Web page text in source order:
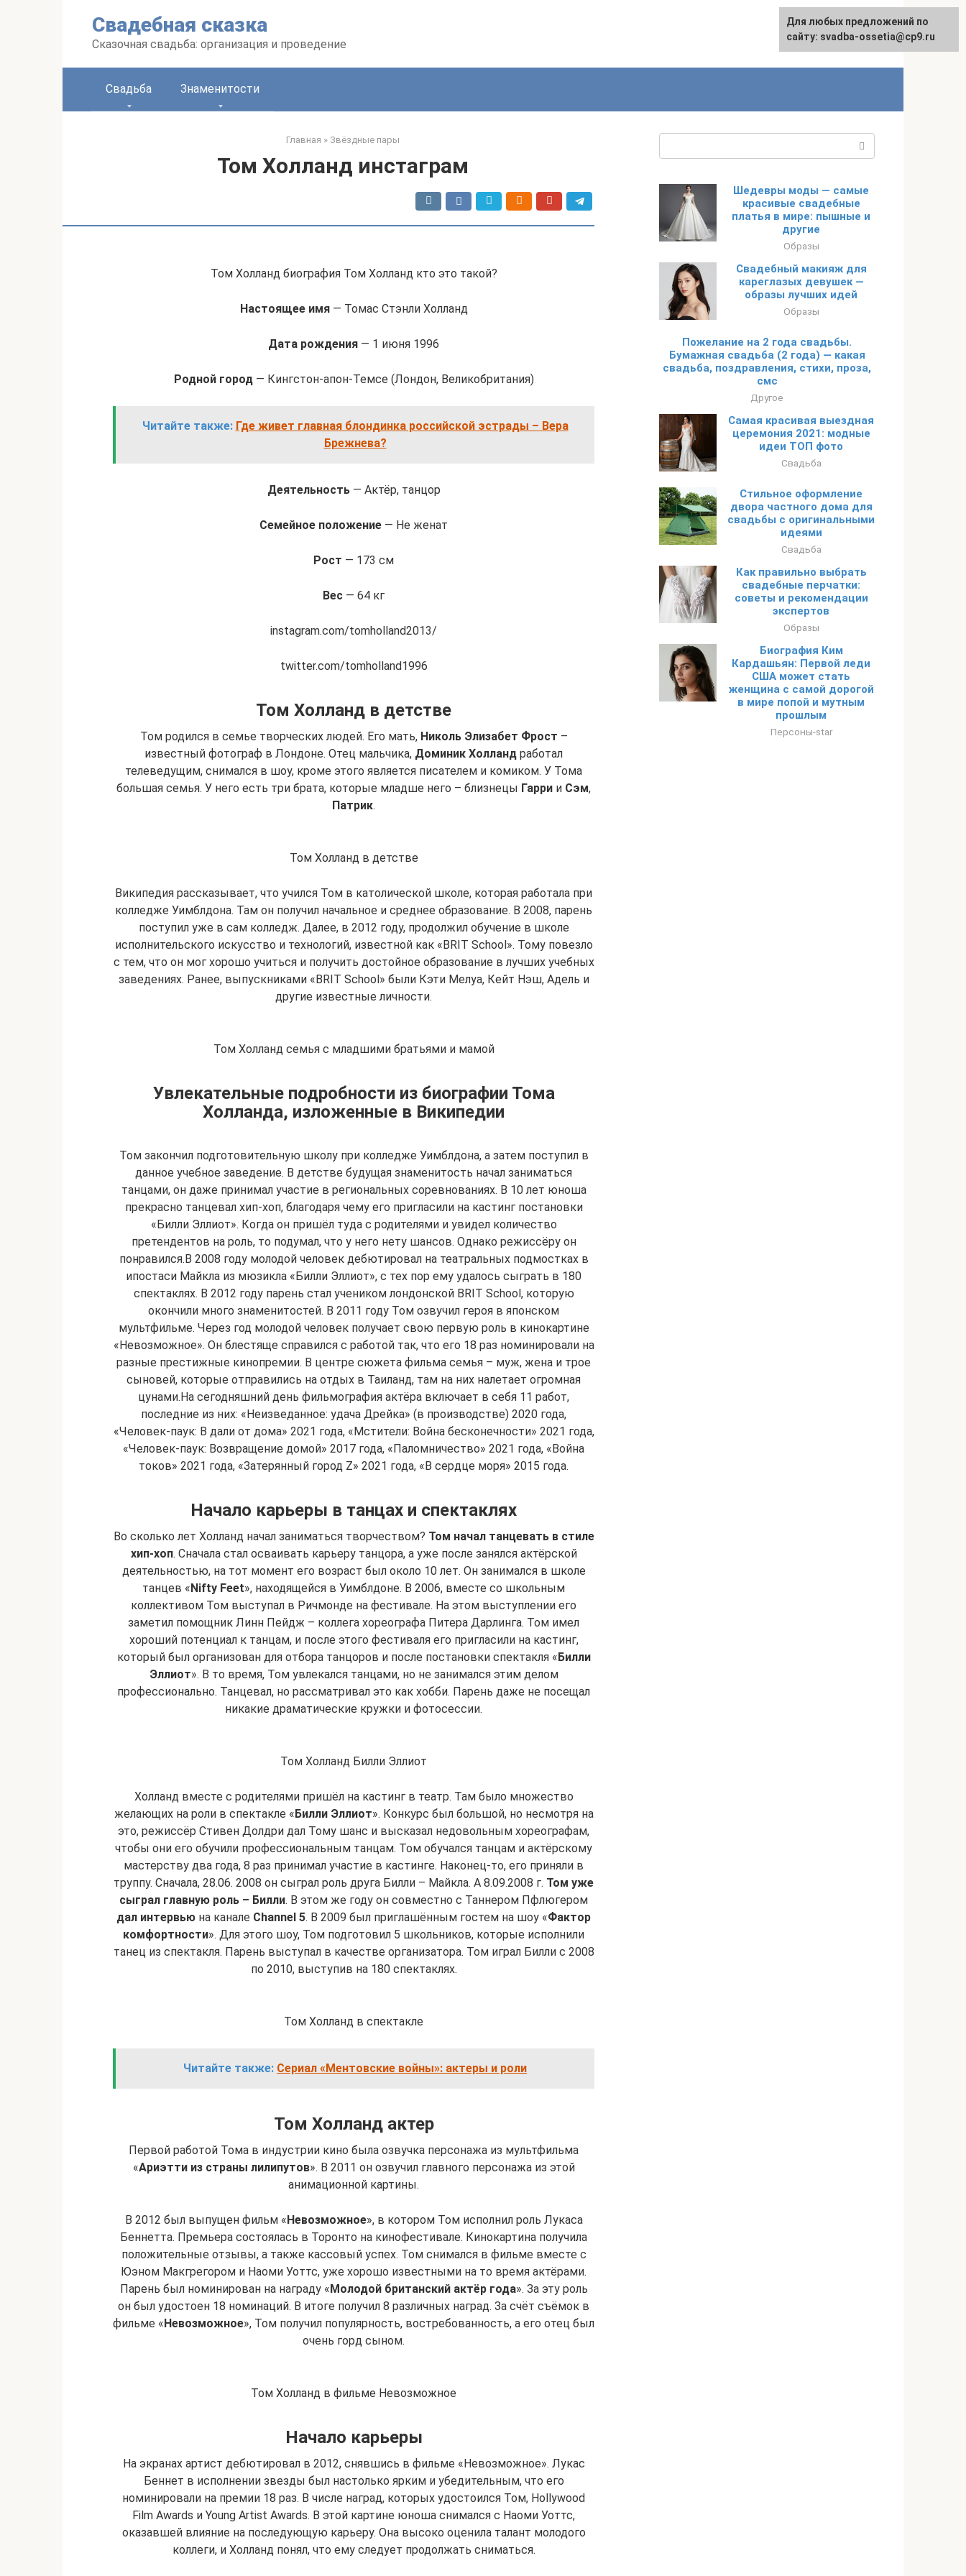
Свадебная сказка
Сказочная свадьба: организация и проведение
Свадьба Знаменитости
Главная » Звёздные пары
Том Холланд инстаграм
Том Холланд биография Том Холланд кто это такой?
Настоящее имя— Томас Стэнли Холланд
Дата рождения — 1 июня 1996
Родной город— Кингстон-апон-Темсе (Лондон, Великобритания)
Читайте также: Где живет главная блондинка российской эстрады – Вера
Брежнева?
Деятельность— Актёр, танцор
Семейное положение — Не женат
Рост — 173 см
Вес — 64 кг
instagram.com/tomholland2013/
twitter.com/tomholland1996
Том Холланд в детстве
Том родился в семье творческих людей. Его мать, Николь Элизабет Фрост –
известный фотограф в Лондоне. Отец мальчика, Доминик Холланд работал
телеведущим, снимался в шоу, кроме этого является писателем и комиком. У Тома
большая семья. У него есть три брата, которые младше него – близнецы Гарри и Сэм,
Патрик.
Том Холланд в детстве
Википедия рассказывает, что учился Том в католической школе, которая работала при
колледже Уимблдона. Там он получил начальное и среднее образование. В 2008, парень
поступил уже в сам колледж. Далее, в 2012 году, продолжил обучение в школе
исполнительского искусство и технологий, известной как «BRIT School». Тому повезло
с тем, что он мог хорошо учиться и получить достойное образование в лучших учебных
заведениях. Ранее, выпускниками «BRIT School» были Кэти Мелуа, Кейт Нэш, Адель и
другие известные личности.
Том Холланд семья с младшими братьями и мамой
Увлекательные подробности из биографии Тома
Холланда, изложенные в Википедии
Том закончил подготовительную школу при колледже Уимблдона, а затем поступил в
данное учебное заведение. В детстве будущая знаменитость начал заниматься
танцами, он даже принимал участие в региональных соревнованиях. В 10 лет юноша
прекрасно танцевал хип-хоп, благодаря чему его пригласили на кастинг постановки
«Билли Эллиот». Когда он пришёл туда с родителями и увидел количество
претендентов на роль, то подумал, что у него нету шансов. Однако режиссёру он
понравился.В 2008 году молодой человек дебютировал на театральных подмостках в
ипостаси Майкла из мюзикла «Билли Эллиот», с тех пор ему удалось сыграть в 180
спектаклях. В 2012 году парень стал учеником лондонской BRIT School, которую
окончили много знаменитостей. В 2011 году Том озвучил героя в японском
мультфильме. Через год молодой человек получает свою первую роль в кинокартине
«Невозможное». Он блестяще справился с работой так, что его 18 раз номинировали на
разные престижные кинопремии. В центре сюжета фильма семья – муж, жена и трое
сыновей, которые отправились на отдых в Таиланд, там на них налетает огромная
цунами.На сегодняшний день фильмография актёра включает в себя 11 работ,
последние из них: «Неизведанное: удача Дрейка» (в производстве) 2020 года,
«Человек-паук: В дали от дома» 2021 года, «Мстители: Война бесконечности» 2021 года,
«Человек-паук: Возвращение домой» 2017 года, «Паломничество» 2021 года, «Война
токов» 2021 года, «Затерянный город Z» 2021 года, «В сердце моря» 2015 года.
Начало карьеры в танцах и спектаклях
Во сколько лет Холланд начал заниматься творчеством? Том начал танцевать в стиле
хип-хоп. Сначала стал осваивать карьеру танцора, а уже после занялся актёрской
деятельностью, на тот момент его возраст был около 10 лет. Он занимался в школе
танцев «Nifty Feet», находящейся в Уимблдоне. В 2006, вместе со школьным
коллективом Том выступал в Ричмонде на фестивале. На этом выступлении его
заметил помощник Линн Пейдж – коллега хореографа Питера Дарлинга. Том имел
хороший потенциал к танцам, и после этого фестиваля его пригласили на кастинг,
который был организован для отбора танцоров и после постановки спектакля «Билли
Эллиот». В то время, Том увлекался танцами, но не занимался этим делом
профессионально. Танцевал, но рассматривал это как хобби. Парень даже не посещал
никакие драматические кружки и фотосессии.
Том Холланд Билли Эллиот
Холланд вместе с родителями пришёл на кастинг в театр. Там было множество
желающих на роли в спектакле «Билли Эллиот». Конкурс был большой, но несмотря на
это, режиссёр Стивен Долдри дал Тому шанс и высказал недовольным хореографам,
чтобы они его обучили профессиональным танцам. Том обучался танцам и актёрскому
мастерству два года, 8 раз принимал участие в кастинге. Наконец-то, его приняли в
труппу. Сначала, 28.06. 2008 он сыграл роль друга Билли – Майкла. А 8.09.2008 г. Том уже
сыграл главную роль – Билли. В этом же году он совместно с Таннером Пфлюгером
дал интервью на канале Channel 5. В 2009 был приглашённым гостем на шоу «Фактор
комфортности». Для этого шоу, Том подготовил 5 школьников, которые исполнили
танец из спектакля. Парень выступал в качестве организатора. Том играл Билли с 2008
по 2010, выступив на 180 спектаклях.
Том Холланд в спектакле
Читайте также: Сериал «Ментовские войны»: актеры и роли
Том Холланд актер
Первой работой Тома в индустрии кино была озвучка персонажа из мультфильма
«Ариэтти из страны лилипутов». В 2011 он озвучил главного персонажа из этой
анимационной картины.
В 2012 был выпущен фильм «Невозможное», в котором Том исполнил роль Лукаса
Беннетта. Премьера состоялась в Торонто на кинофестивале. Кинокартина получила
положительные отзывы, а также кассовый успех. Том снимался в фильме вместе с
Юэном Макгрегором и Наоми Уоттс, уже хорошо известными на то время актёрами.
Парень был номинирован на награду «Молодой британский актёр года». За эту роль
он был удостоен 18 номинаций. В итоге получил 8 различных наград. За счёт съёмок в
фильме «Невозможное», Том получил популярность, востребованность, а его отец был
очень горд сыном.
Том Холланд в фильме Невозможное
Начало карьеры
На экранах артист дебютировал в 2012, снявшись в фильме «Невозможное». Лукас
Беннет в исполнении звезды был настолько ярким и убедительным, что его
номинировали на премии 18 раз. В числе наград, которых удостоился Том, Hollywood
Film Awards и Young Artist Awards. В этой картине юноша снимался с Наоми Уоттс,
оказавшей влияние на последующую карьеру. Она высоко оценила талант молодого
коллеги, и Холланд понял, что ему следует продолжать сниматься.
Шедевры моды — самые
красивые свадебные
платья в мире: пышные и
другие
Образы
Свадебный макияж для
кареглазых девушек —
образы лучших идей
Образы
Пожелание на 2 года свадьбы.
Бумажная свадьба (2 года) — какая
свадьба, поздравления, стихи, проза,
смс
Другое
Самая красивая выездная
церемония 2021: модные
идеи ТОП фото
Свадьба
Стильное оформление
двора частного дома для
свадьбы с оригинальными
идеями
Свадьба
Как правильно выбрать
свадебные перчатки:
советы и рекомендации
экспертов
Образы
Биография Ким
Кардашьян: Первой леди
США может стать
женщина с самой дорогой
в мире попой и мутным
прошлым
Персоны-star
Для любых предложений по
сайту: svadba-ossetia@cp9.ru